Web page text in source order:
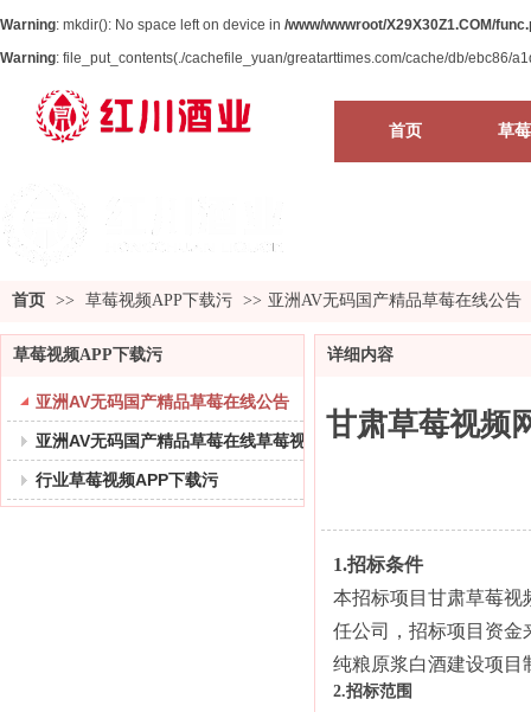
Warning: mkdir(): No space left on device in /www/wwwroot/X29X30Z1.COM/
Warning: file_put_contents(./cachefile_yuan/greatarttimes.com/cache/db/ebc86/
首页 草
首页 >> 草莓视频APP下载污 >> 亚洲AV无码国产精品草莓在线公告
草莓视频APP下载污
亚洲AV无码国产精品草莓在线公告
亚洲AV无码国产精品草莓在线草莓视频APP下载污
行业草莓视频APP下载污
详细内容
甘肃草莓视频
1.招标条件
本招标项目甘肃草莓视
任公司，招标项目资金
纯粮原浆白酒建设项目
2.招标范围